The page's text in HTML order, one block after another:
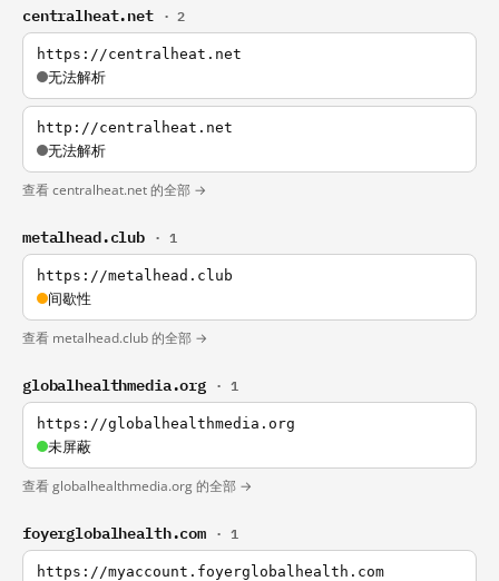
centralheat.net · 2
https://centralheat.net
无法解析
http://centralheat.net
无法解析
查看 centralheat.net 的全部 →
metalhead.club · 1
https://metalhead.club
间歇性
查看 metalhead.club 的全部 →
globalhealthmedia.org · 1
https://globalhealthmedia.org
未屏蔽
查看 globalhealthmedia.org 的全部 →
foyerglobalhealth.com · 1
https://myaccount.foyerglobalhealth.com